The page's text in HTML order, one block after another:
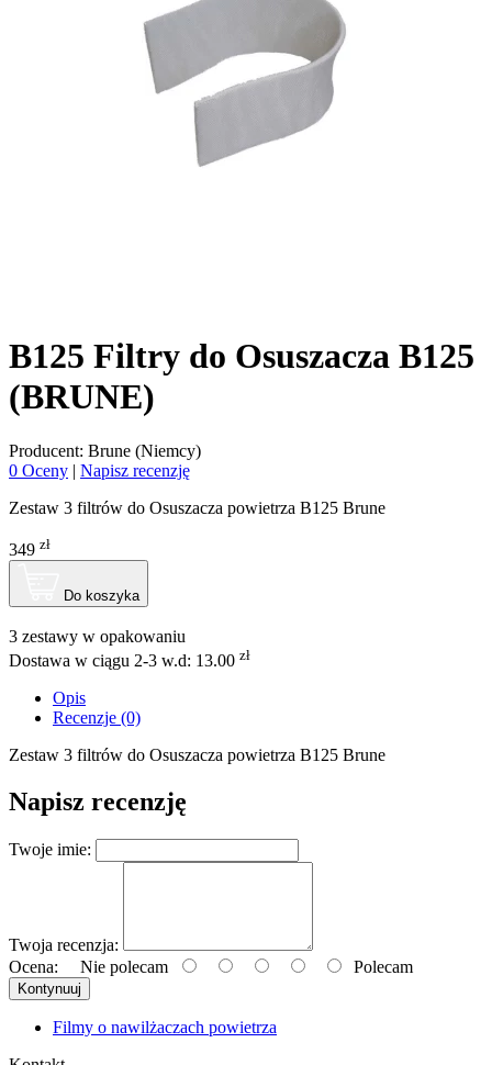
B125 Filtry do Osuszacza B125
(BRUNE)
Producent: Brune (Niemcy)
0 Oceny | Napisz recenzję
Zestaw 3 filtrów do Osuszacza powietrza B125 Brune
349 zł
Do koszyka
3 zestawy w opakowaniu
Dostawa w ciągu 2-3 w.d: 13.00 zł
Opis
Recenzje (0)
Zestaw 3 filtrów do Osuszacza powietrza B125 Brune
Napisz recenzję
Twoje imie:
Twoja recenzja:
Ocena: Nie polecam Polecam
Kontynuuj
Filmy o nawilżaczach powietrza